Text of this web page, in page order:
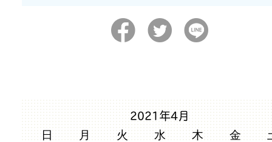
2021年4月
日 月 火 水 木 金